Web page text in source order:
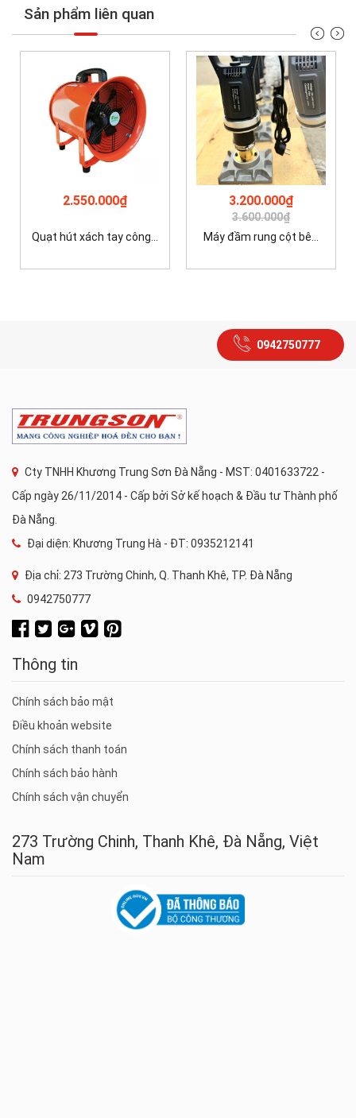
Sản phẩm liên quan
2.550.000₫
Quạt hút xách tay công...
3.200.000₫
3.600.000₫
Máy đầm rung cột bê...
0942750777
Cty TNHH Khương Trung Sơn Đà Nẵng - MST: 0401633722 -
Cấp ngày 26/11/2014 - Cấp bởi Sở kế hoạch & Đầu tư Thành phố
Đà Nẵng.
Đại diện: Khương Trung Hà - ĐT: 0935212141
Địa chỉ: 273 Trường Chinh, Q. Thanh Khê, TP. Đà Nẵng
0942750777
Thông tin
Chính sách bảo mật
Điều khoản website
Chính sách thanh toán
Chính sách bảo hành
Chính sách vận chuyển
273 Trường Chinh, Thanh Khê, Đà Nẵng, Việt
Nam